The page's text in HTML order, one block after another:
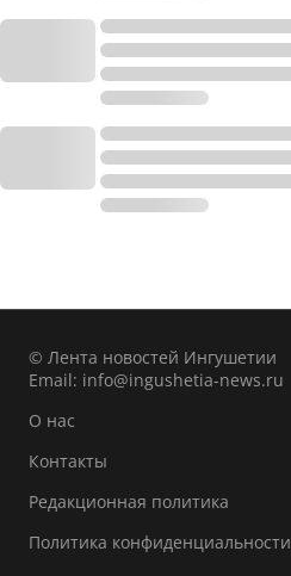
© Лента новостей Ингушетии
Email: info@ingushetia-news.ru
О нас
Контакты
Редакционная политика
Политика конфиденциальности